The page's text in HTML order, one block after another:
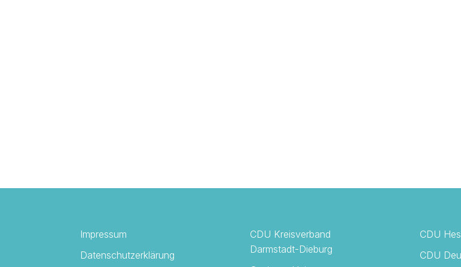
Impressum
Datenschutzerklärung
CDU Kreisverband
Darmstadt-Dieburg
CDU
CDU